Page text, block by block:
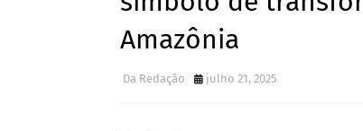
Amazônia
Da Redação julho 21, 2025